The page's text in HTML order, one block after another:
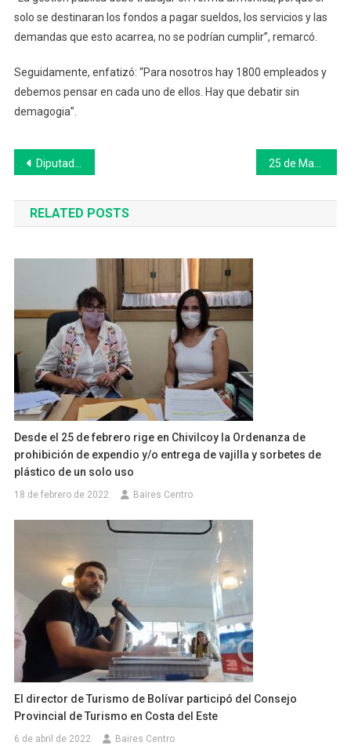
solo se destinaran los fondos a pagar sueldos, los servicios y las
demandas que esto acarrea, no se podrían cumplir”, remarcó.
Seguidamente, enfatizó: “Para nosotros hay 1800 empleados y
debemos pensar en cada uno de ellos. Hay que debatir sin
demagogia”.
Navegación
de
entradas
Diputados presentaron un proyecto para modificar la Ley de Alquileres
RELATED POSTS
Desde el 25 de febrero rige en Chivilcoy la Ordenanza de
prohibición de expendio y/o entrega de vajilla y sorbetes de
plástico de un solo uso
18 de febrero de 2022 Baires Centro
El director de Turismo de Bolívar participó del Consejo
Provincial de Turismo en Costa del Este
6 de abril de 2022 Baires Centro